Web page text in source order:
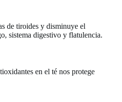
de tiroides y disminuye el
sistema digestivo y flatulencia.
en el té nos protege